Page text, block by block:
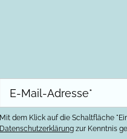
Mit dem Klick auf die Schaltfläche
Datenschutzerklärung zur Kenntnis